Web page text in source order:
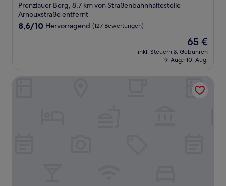
Prenzlauer Berg, 8,7 km von Straßenbahnhaltestelle
Arnouxstraße entfernt
8.6
8,6/10 Hervorragend (127 Bewertungen)
Der
Preis
beträgt
65 €
inkl. Steuern & Gebühren
9. Aug.–10. Aug.